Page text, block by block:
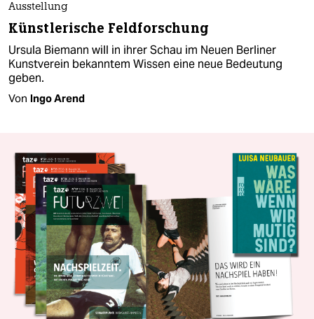
Ausstellung
Künstlerische Feldforschung
Ursula Biemann will in ihrer Schau im Neuen Berliner
Kunstverein bekanntem Wissen eine neue Bedeutung
geben.
Von Ingo Arend